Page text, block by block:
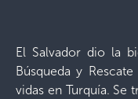
El Salvador dio la
Búsqueda y
vidas en Turquía.